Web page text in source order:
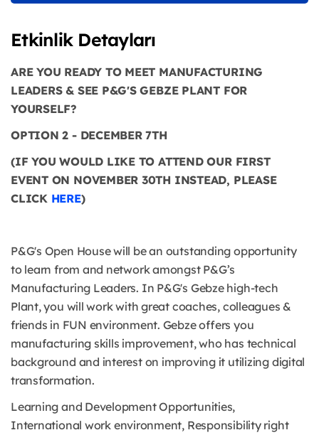
Etkinlik Detayları
ARE YOU READY TO MEET MANUFACTURING
LEADERS & SEE P&G'S GEBZE PLANT FOR
YOURSELF?
OPTION 2 - DECEMBER 7TH
(IF YOU WOULD LIKE TO ATTEND OUR FIRST
EVENT ON NOVEMBER 30TH INSTEAD, PLEASE
CLICK HERE)
P&G's Open House will be an outstanding opportunity
to learn from and network amongst P&G’s
Manufacturing Leaders. In P&G's Gebze high-tech
Plant, you will work with great coaches, colleagues &
friends in FUN environment. Gebze offers you
manufacturing skills improvement, who has technical
background and interest on improving it utilizing digital
transformation.
Learning and Development Opportunities,
International work environment, Responsibility right